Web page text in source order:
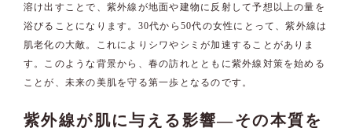
溶け出すことで、紫外線が地面や建物に反射して予想以上の量を
浴びることになります。30代から50代の女性にとって、紫外線は
肌老化の大敵。これによりシワやシミが加速することがありま
す。このような背景から、春の訪れとともに紫外線対策を始める
ことが、未来の美肌を守る第一歩となるのです。
紫外線が肌に与える影響—その本質を